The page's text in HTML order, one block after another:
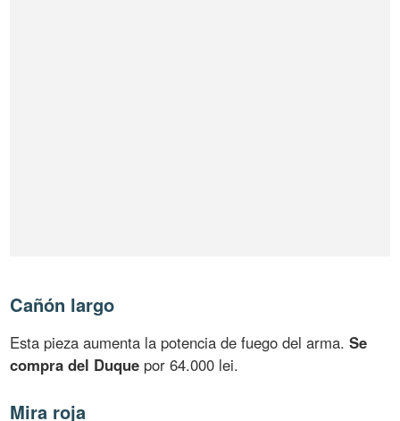
Cañón largo
Esta pieza aumenta la potencia de fuego del arma.Se
compra del Duque por 64.000 lei.
Mira roja